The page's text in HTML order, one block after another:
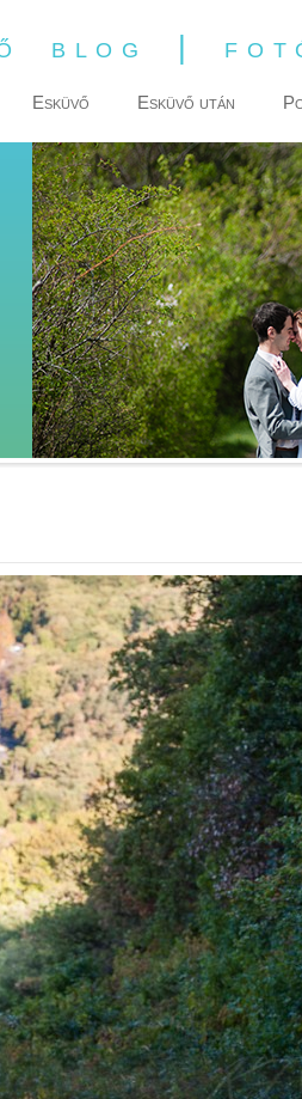
blog |
Esküvő Esküvő után